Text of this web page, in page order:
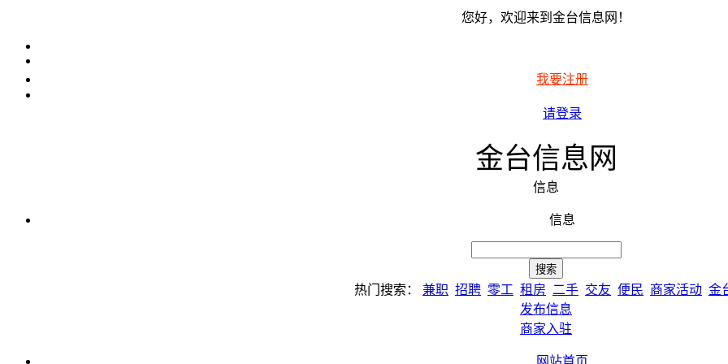
您好，欢迎来到金台信息网！
我要注册
请登录
金台信息网
信息
信息
热门搜索： 兼职 招聘 零工 租房 二手 交友 便民 商家活动 金
发布信息
商家入驻
网站首页